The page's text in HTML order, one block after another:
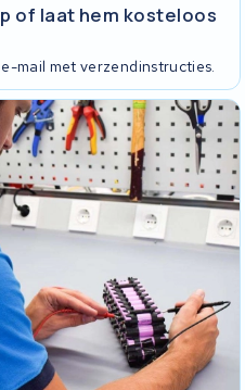
of laat hem kosteloos
mail met verzendinstructies.